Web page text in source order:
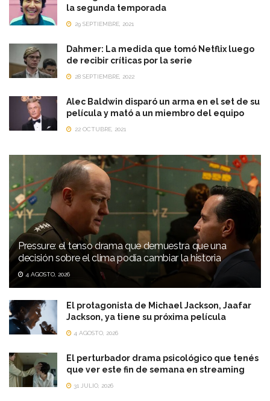
la segunda temporada
29 SEPTIEMBRE, 2021
Dahmer: La medida que tomó Netflix luego
de recibir críticas por la serie
28 SEPTIEMBRE, 2022
Alec Baldwin disparó un arma en el set de su
película y mató a un miembro del equipo
22 OCTUBRE, 2021
Pressure: el tenso drama que demuestra que una
decisión sobre el clima podía cambiar la historia
4 AGOSTO, 2026
El protagonista de Michael Jackson, Jaafar
Jackson, ya tiene su próxima película
4 AGOSTO, 2026
El perturbador drama psicológico que tenés
que ver este fin de semana en streaming
31 JULIO, 2026